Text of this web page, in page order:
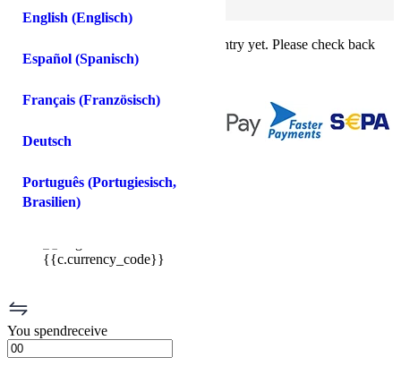
English (Englisch)
Español (Spanisch)
Français (Französisch)
Deutsch
Português (Portugiesisch,
Brasilien)
Anmelden
This feature isn't available in your country yet. Please check back
soon.
Sell crypto
{{c.currency_code}}
You spendreceive